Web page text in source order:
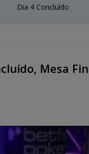
Dia 4 Concluído
Mesa